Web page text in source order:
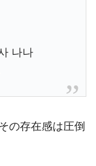
나나
の存在感は圧倒